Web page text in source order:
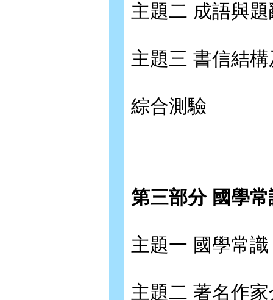
主題二 成語與題
主題三 書信結
綜合測驗
第三部分 國學常
主題一 國學常識
主題二 著名作